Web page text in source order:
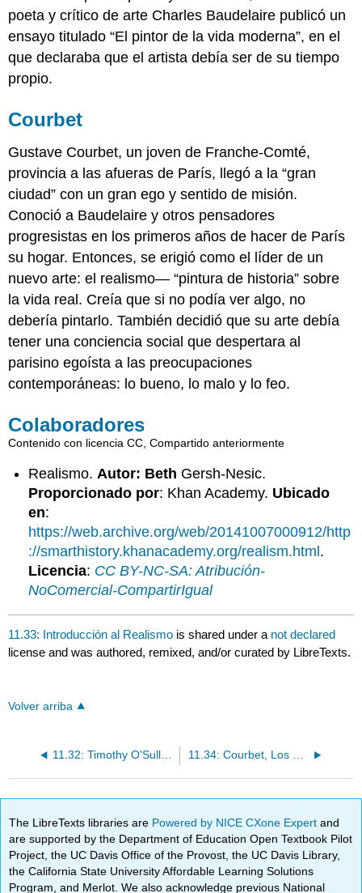
poeta y crítico de arte Charles Baudelaire publicó un
ensayo titulado “El pintor de la vida moderna”, en el
que declaraba que el artista debía ser de su tiempo
propio.
Courbet
Gustave Courbet, un joven de Franche-Comté,
provincia a las afueras de París, llegó a la “gran
ciudad” con un gran ego y sentido de misión.
Conoció a Baudelaire y otros pensadores
progresistas en los primeros años de hacer de París
su hogar. Entonces, se erigió como el líder de un
nuevo arte: el realismo— “pintura de historia” sobre
la vida real. Creía que si no podía ver algo, no
debería pintarlo. También decidió que su arte debía
tener una conciencia social que despertara al
parisino egoísta a las preocupaciones
contemporáneas: lo bueno, lo malo y lo feo.
Colaboradores
Contenido con licencia CC, Compartido anteriormente
Realismo.Autor: Beth Gersh-Nesic.
Proporcionado por: Khan Academy. Ubicado
en:
https://web.archive.org/web/20141007000912/http
://smarthistory.khanacademy.org/realism.html .
Licencia: CC BY-NC-SA: Atribución-
NoComercial-CompartirIgual
11.33: Introducción al Realismo is shared under a not declared
license and was authored, remixed, and/or curated by LibreTexts.
Volver arriba
11.32: Timothy O'Sullivan
The LibreTexts libraries are Powered by NICE CXone Expertand
are supported by the Department of Education Open Textbook Pilot
Project, the UC Davis Office of the Provost, the UC Davis Library,
the California State University Affordable Learning Solutions
Program, and Merlot. We also acknowledge previous National